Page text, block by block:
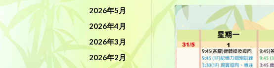
2026年5月
2026年4月
2026年3月
2026年2月